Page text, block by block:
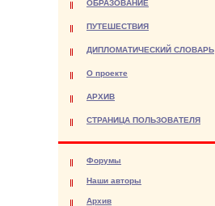
ОБРАЗОВАНИЕ
ПУТЕШЕСТВИЯ
ДИПЛОМАТИЧЕСКИЙ СЛОВАРЬ
О проекте
АРХИВ
СТРАНИЦА ПОЛЬЗОВАТЕЛЯ
Форумы
Наши авторы
Архив